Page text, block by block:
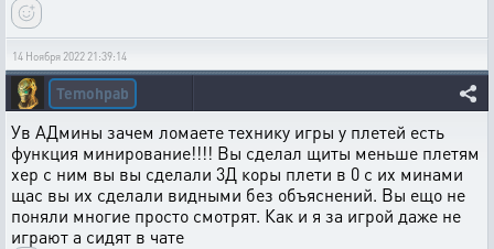
14 Ноября 2022 21:39:14
Temohpab
Ув АДмины зачем ломаете технику игры у плетей есть
функция минирование!!!! Вы сделал щиты меньше плетям
хер с ним вы вы сделали 3Д коры плети в 0 с их минами
щас вы их сделали видными без объяснений. Вы ещо не
поняли многие просто смотрят. Как и я за игрой даже не
играют а сидят в чате